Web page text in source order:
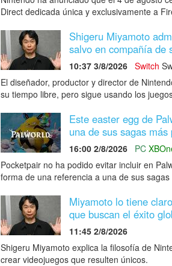
Direct dedicada única y exclusivamente a
Shigeru Miyamoto
salvo en compañía de
10:37 3/8/2026 Switch
El diseñador, productor y director de
su tiempo libre, pero sigue usando los
Este easter egg de
una de sus sagas más
16:00 2/8/2026 PC
Pocketpair no ha podido evitar incluir en
forma de una referencia a una de sus sagas
Miyamoto lo tiene
que buscan el éxito
11:45 2/8/2026
Shigeru Miyamoto explica la filosofía de
crear videojuegos que resulten únicos.